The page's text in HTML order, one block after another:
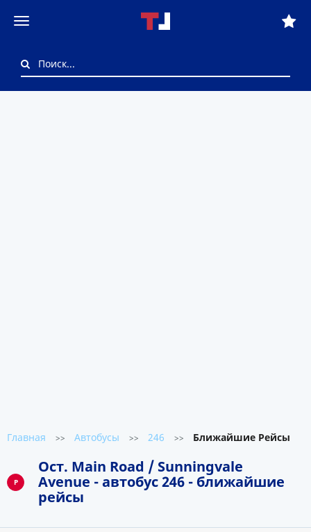
Главная >> Автобусы >> 246 >> Ближайшие Рейсы
P
Ост. Main Road / Sunningvale
Avenue - автобус 246 - ближайшие
рейсы